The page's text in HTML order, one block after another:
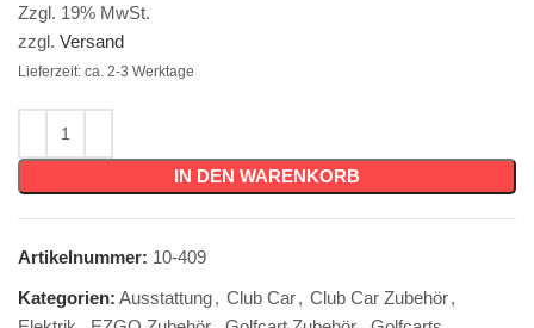
Zzgl. 19% MwSt.
zzgl. Versand
Lieferzeit: ca. 2-3 Werktage
IN DEN WARENKORB
Artikelnummer: 10-409
Kategorien: Ausstattung, Club Car, Club Car Zubehör,